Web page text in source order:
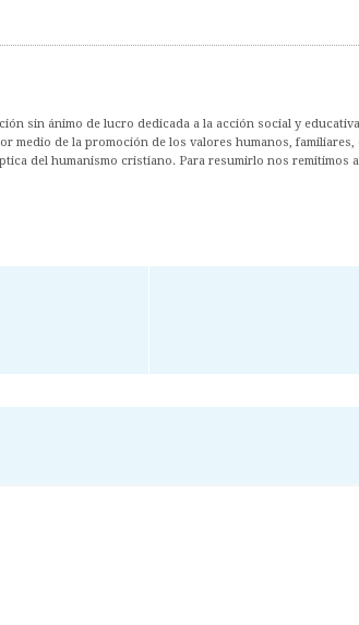
sin ánimo de lucro dedicada a la acción social y
medio de la promoción de los valores humanos,
del humanismo cristiano. Para resumirlo nos remitimos